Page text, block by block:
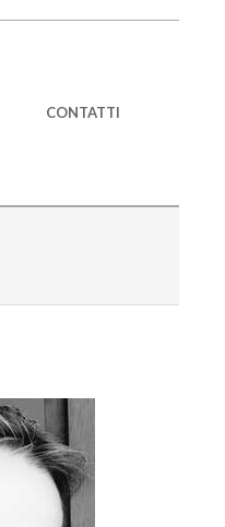
CONTATTI